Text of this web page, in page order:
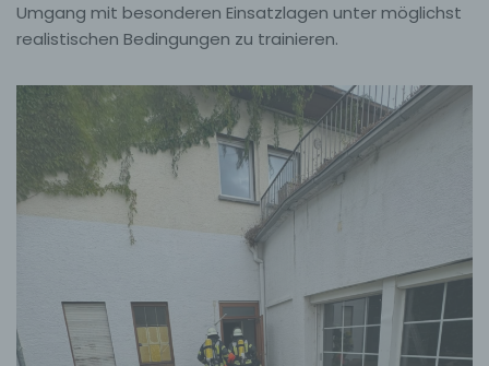
Umgang mit besonderen Einsatzlagen unter möglichst
realistischen Bedingungen zu trainieren.